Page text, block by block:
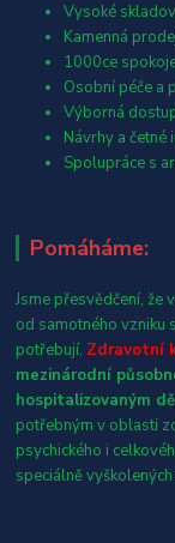
Vysoké
Kamenná
1000ce
Osobní péče a
Výborná
Návrhy a četné
Spolupráce s
Pomáháme:
Jsme přesvědčení, že
od samotného vzniku
potřebují. Zdravotní
mezinárodní
hospitalizovaným
potřebným v oblasti
psychického i
speciálně